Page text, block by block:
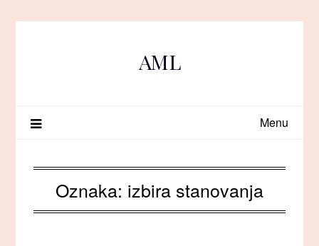
AML
Menu
Oznaka: izbira stanovanja